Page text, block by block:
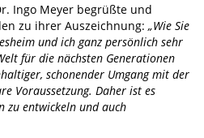
Ingo Meyer begrüßte und
zu ihrer Auszeichnung: „Wie Sie
und ich ganz persönlich sehr
für die nächsten Generationen
schonender Umgang mit der
Voraussetzung. Daher ist es
zu entwickeln und auch